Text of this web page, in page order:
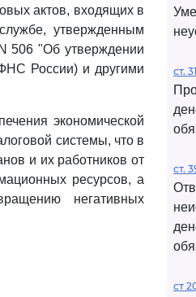
актов, входящих в
утвержденным
506 "Об утверждении
России) и другими
экономической
системы, что в
и их работников от
ресурсов, а
негативных
ст.
ст.
ст